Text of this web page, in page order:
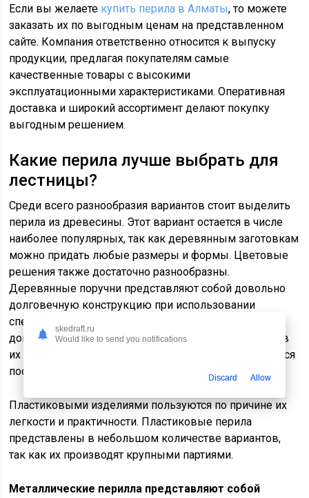
Если вы желаете купить перила в Алматы, то можете
заказать их по выгодным ценам на представленном
сайте. Компания ответственно относится к выпуску
продукции, предлагая покупателям самые
качественные товары с высокими
эксплуатационными характеристиками. Оперативная
доставка и широкий ассортимент делают покупку
выгодным решением.
Какие перила лучше выбрать для
лестницы?
Среди всего разнообразия вариантов стоит выделить
перила из древесины. Этот вариант остается в числе
наиболее популярных, так как деревянным заготовкам
можно придать любые размеры и формы. Цветовые
решения также достаточно разнообразны.
Деревянные поручни представляют собой довольно
долговечную конструкцию при использовании
специальных пропиток. В противном случае они
довольно быстро приходят в негодность. Проблема в
их эксплуатации связана с тем, что изделия приходится
постоянно обновлять, нанося новый слой краски.
Пластиковыми изделиями пользуются по причине их
легкости и практичности. Пластиковые перила
представлены в небольшом количестве вариантов,
так как их производят крупными партиями.
Металлические перилла представляют собой
skedraft.ru
Would like to send you notifications
Discard Allow